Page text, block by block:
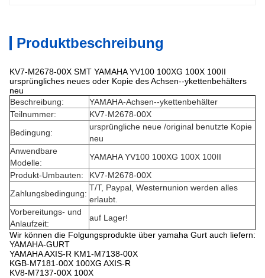
Produktbeschreibung
KV7-M2678-00X SMT YAMAHA YV100 100XG 100X 100II
ursprüngliches neues oder Kopie des Achsen--ykettenbehälters
neu
Beschreibung:
YAMAHA-Achsen--ykettenbehälter
Teilnummer:
KV7-M2678-00X
Bedingung:
ursprüngliche neue /original benutzte Kopie
neu
Anwendbare
Modelle:
YAMAHA YV100 100XG 100X 100II
Produkt-Umbauten:
KV7-M2678-00X
Zahlungsbedingung:
T/T, Paypal, Westernunion werden alles
erlaubt.
Vorbereitungs- und
Anlaufzeit:
auf Lager!
Wir können die Folgungsprodukte über yamaha Gurt auch liefern:
YAMAHA-GURT
YAMAHA AXIS-R KM1-M7138-00X
KGB-M7181-00X 100XG AXIS-R
KV8-M7137-00X 100X